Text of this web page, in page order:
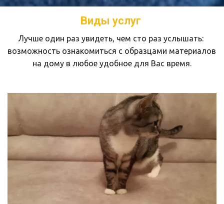
Виды услуг
Лучше один раз увидеть, чем сто раз услышать:
возможность ознакомиться с образцами материалов
на дому в любое удобное для Вас время.